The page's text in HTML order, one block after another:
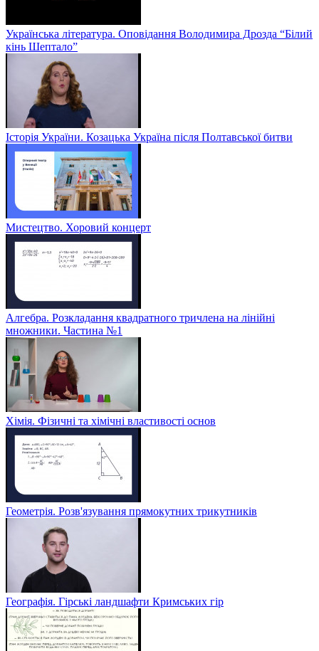
Українська література. Оповідання Володимира Дрозда “Білий
кінь Шептало”
Історія України. Козацька Україна після Полтавської битви
Мистецтво. Хоровий концерт
Алгебра. Розкладання квадратного тричлена на лінійні
множники. Частина №1
Хімія. Фізичні та хімічні властивості основ
Геометрія. Розв'язування прямокутних трикутників
Географія. Гірські ландшафти Кримських гір